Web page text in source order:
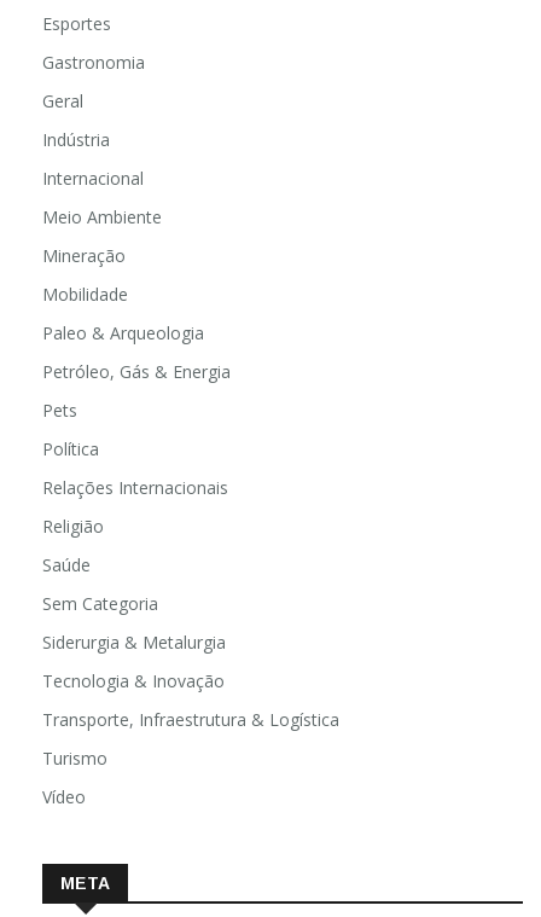
Esportes
Gastronomia
Geral
Indústria
Internacional
Meio Ambiente
Mineração
Mobilidade
Paleo & Arqueologia
Petróleo, Gás & Energia
Pets
Política
Relações Internacionais
Religião
Saúde
Sem Categoria
Siderurgia & Metalurgia
Tecnologia & Inovação
Transporte, Infraestrutura & Logística
Turismo
Vídeo
META